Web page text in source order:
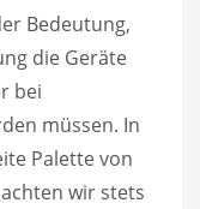
Bedeutung,
die Geräte
bei
müssen. In
Palette von
wir stets